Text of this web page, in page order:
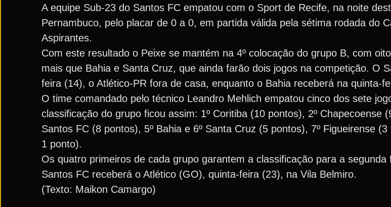
A equipe Sub-23 do Santos FC empatou com o Sport de Recife, na noite
Pernambuco, pelo placar de 0 a 0, em partida válida pela sétima rodada do
Aspirantes.
Com este resultado o Peixe se mantém na 4º colocação do grupo B, com
mais que Bahia e Santa Cruz, que ainda farão dois jogos na competição. O
feira (14), o Atlético-PR fora de casa, enquanto o Bahia receberá na quinta-
O time comandado pelo técnico Leandro Mehlich empatou cinco dos sete
classificação do grupo ficou assim: 1º Coritiba (10 pontos), 2º Chapecoense
Santos FC (8 pontos), 5º Bahia e 6º Santa Cruz (5 pontos), 7º Figueirense
1 ponto).
Os quatro primeiros de cada grupo garantem a classificação para a
Santos FC receberá o Atlético (GO), quinta-feira (23), na Vila Belmiro.
(Texto: Maikon Camargo)